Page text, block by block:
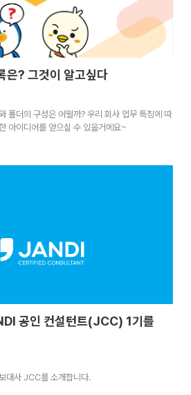
은? 그것이 알고싶다
폴더의 구성은 어떨까? 우리 회사 업무 특징에 따
아이디어를 얻으실 수 있을거에요~
공인 컨설턴트(JCC) 1기를
대사 JCC를 소개합니다.